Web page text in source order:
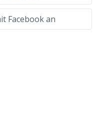
Facebook an